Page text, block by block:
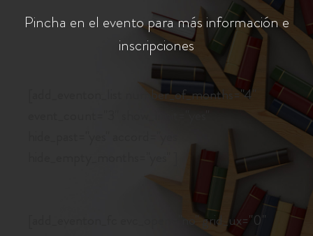
Pincha en el evento para más información e
inscripciones
[add_eventon_fc evc_open="no" grid_ux="0"
[add_eventon_list number_of_months="4"